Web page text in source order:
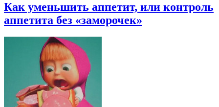
Как уменьшить аппетит, или контроль
аппетита без «заморочек»